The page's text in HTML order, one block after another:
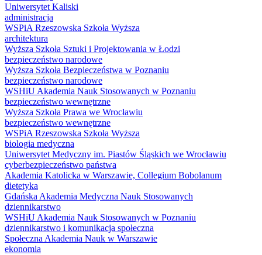
Uniwersytet Kaliski
administracja
WSPiA Rzeszowska Szkoła Wyższa
architektura
Wyższa Szkoła Sztuki i Projektowania w Łodzi
bezpieczeństwo narodowe
Wyższa Szkoła Bezpieczeństwa w Poznaniu
bezpieczeństwo narodowe
WSHiU Akademia Nauk Stosowanych w Poznaniu
bezpieczeństwo wewnętrzne
Wyższa Szkoła Prawa we Wrocławiu
bezpieczeństwo wewnętrzne
WSPiA Rzeszowska Szkoła Wyższa
biologia medyczna
Uniwersytet Medyczny im. Piastów Śląskich we Wrocławiu
cyberbezpieczeństwo państwa
Akademia Katolicka w Warszawie, Collegium Bobolanum
dietetyka
Gdańska Akademia Medyczna Nauk Stosowanych
dziennikarstwo
WSHiU Akademia Nauk Stosowanych w Poznaniu
dziennikarstwo i komunikacja społeczna
Społeczna Akademia Nauk w Warszawie
ekonomia